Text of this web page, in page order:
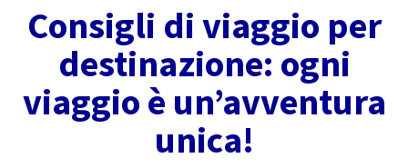
Consigli di viaggio per
destinazione: ogni
viaggio è un’avventura
unica!